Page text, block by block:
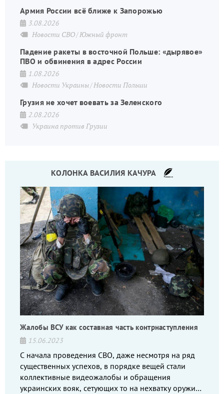
Армия России всё ближе к Запорожью
3.08.2026
Новости СВО Южный фронт
Падение ракеты в восточной Польше: «дырявое»
ПВО и обвинения в адрес России
1.08.2026
Новости Украины Новости Польши
Грузия не хочет воевать за Зеленского
2.08.2026
Украина против Грузии
КОЛОНКА ВАСИЛИЯ КАЧУРА
Жалобы ВСУ как составная часть контрнаступления
15.06.2023
С начала проведения СВО, даже несмотря на ряд
существенных успехов, в порядке вещей стали
коллективные видеожалобы и обращения
украинских вояк, сетующих то на нехватку оружия,